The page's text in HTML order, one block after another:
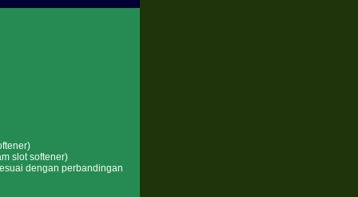
slot softener)
dengan perbandingan